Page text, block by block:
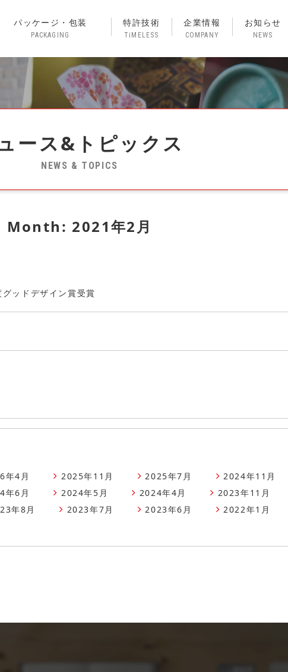
パッケージ・包装
PACKAGING
特許技術
TiMELESS
企業情報
COMPANY
お知らせ
NEWS
ュース&トピックス
NEWS & TOPICS
Month: 2021年2月
ッドデザイン賞受賞
年4月 2025年11月 2025年7月
2024年11月
年6月 2024年5月 2024年4月
2023年11月
年8月 2023年7月 2023年6月
2022年1月